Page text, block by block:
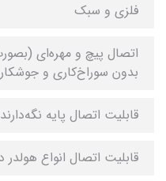
فلزی و سبک
اتصال پیچ و مهره‌ای
بدون سوراخ‌کاری و
قابلیت اتصال پایه
قابلیت اتصال انواع